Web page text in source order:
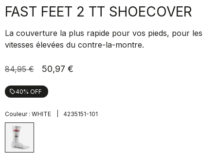
FAST FEET 2 TT SHOECOVER
La couverture la plus rapide pour vos pieds, pour les
vitesses élevées du contre-la-montre.
84,95 € 50,97 €
local_offer40% OFF
Couleur : WHITE 4235151-101